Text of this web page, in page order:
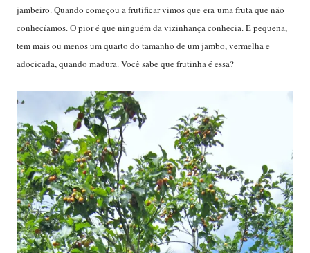
jambeiro. Quando começou a frutificar vimos que era uma fruta que não
conhecíamos. O pior é que ninguém da vizinhança conhecia. É pequena,
tem mais ou menos um quarto do tamanho de um jambo, vermelha e
adocicada, quando madura. Você sabe que frutinha é essa?